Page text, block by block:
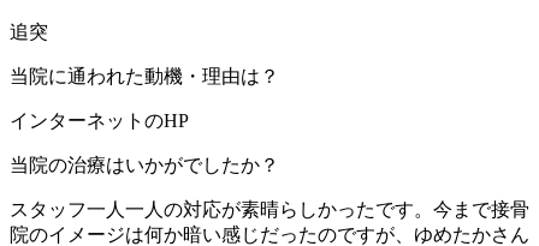
追突
当院に通われた動機・理由は？
インターネットのHP
当院の治療はいかがでしたか？
スタッフ一人一人の対応が素晴らしかったです。今まで接骨
院のイメージは何か暗い感じだったのですが、ゆめたかさん